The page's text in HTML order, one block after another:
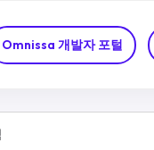
Omnissa 개발자 포털